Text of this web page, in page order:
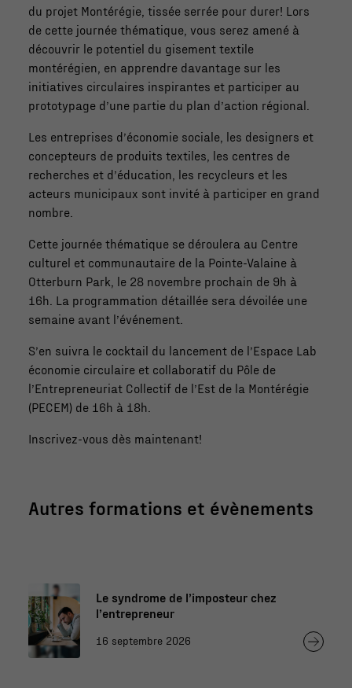
du projet Montérégie, tissée serrée pour durer! Lors
de cette journée thématique, vous serez amené à
découvrir le potentiel du gisement textile
montérégien, en apprendre davantage sur les
initiatives circulaires inspirantes et participer au
prototypage d’une partie du plan d’action régional.
Les entreprises d’économie sociale, les designers et
concepteurs de produits textiles, les centres de
recherches et d’éducation, les recycleurs et les
acteurs municipaux sont invité à participer en grand
nombre.
Cette journée thématique se déroulera au Centre
culturel et communautaire de la Pointe-Valaine à
Otterburn Park, le 28 novembre prochain de 9h à
16h. La programmation détaillée sera dévoilée une
semaine avant l’événement.
S’en suivra le cocktail du lancement de l’Espace Lab
économie circulaire et collaboratif du Pôle de
l’Entrepreneuriat Collectif de l’Est de la Montérégie
(PECEM) de 16h à 18h.
Inscrivez-vous dès maintenant!
Autres formations et évènements
Le syndrome de l’imposteur chez
l’entrepreneur
16 septembre 2026